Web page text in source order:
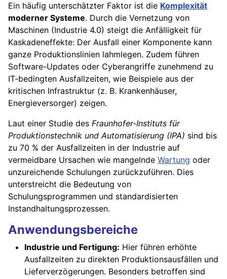
Ein häufig unterschätzter Faktor ist die Komplexität
moderner Systeme. Durch die Vernetzung von
Maschinen (Industrie 4.0) steigt die Anfälligkeit für
Kaskadeneffekte: Der Ausfall einer Komponente kann
ganze Produktionslinien lahmlegen. Zudem führen
Software-Updates oder Cyberangriffe zunehmend zu
IT-bedingten Ausfallzeiten, wie Beispiele aus der
kritischen Infrastruktur (z. B. Krankenhäuser,
Energieversorger) zeigen.
Laut einer Studie des Fraunhofer-Instituts für
Produktionstechnik und Automatisierung (IPA) sind bis
zu 70 % der Ausfallzeiten in der Industrie auf
vermeidbare Ursachen wie mangelnde Wartung oder
unzureichende Schulungen zurückzuführen. Dies
unterstreicht die Bedeutung von
Schulungsprogrammen und standardisierten
Instandhaltungsprozessen.
Anwendungsbereiche
Industrie und Fertigung: Hier führen erhöhte
Ausfallzeiten zu direkten Produktionsausfällen und
Lieferverzögerungen. Besonders betroffen sind